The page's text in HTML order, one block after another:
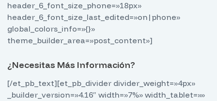
header_6_font_size_phone=»18px»
header_6_font_size_last_edited=»on|phone»
global_colors_info=»{}»
theme_builder_area=»post_content»]
¿Necesitas Más Información?
[/et_pb_text][et_pb_divider divider_weight=»4px»
_builder_version=»4.16″ width=»7%» width_tablet=»»